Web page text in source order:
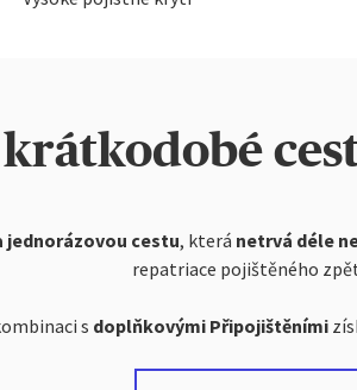
krátkodobé
jednorázovou cestu, která netrvá déle
repatriace pojištěného zpět
s doplňkovými Připojištěními